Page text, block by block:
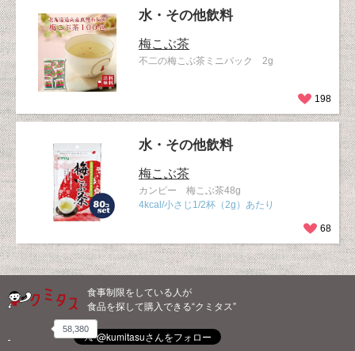
水・その他飲料
梅こぶ茶
不二の梅こぶ茶ミニパック 2g
198
水・その他飲料
梅こぶ茶
カンピー 梅こぶ茶48g
4kcal/小さじ1/2杯（2g）あたり
68
食事制限をしている人が
食品を探して購入できる“クミタス”
58,380